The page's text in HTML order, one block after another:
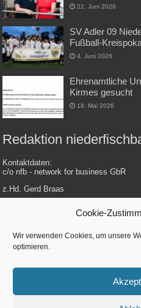
Cookie-
Wir verwenden Cookies, um unsere
optimieren.
22. Juni 2026
SV Adler 09
Fußball-
4. Juni 2026
Ehrenamtliche
Kirmes gesucht
18. Mai 2026
Redaktion
Kontaktdaten:
c/o nfb - network for business GbR
z.Hd. Gerd Braas
Tel.: 0 27 34 / 479 112